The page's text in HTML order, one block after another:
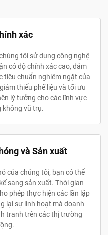
xác
tôi sử dụng công nghệ
có độ chính xác cao, đảm
tiêu chuẩn nghiêm ngặt của
thiểu phế liệu và tối ưu
lý tưởng cho các lĩnh vực
không vũ trụ.
và Sản xuất
của chúng tôi, bạn có thể
sang sản xuất. Thời gian
phép thực hiện các lần lặp
lại sự linh hoạt mà doanh
tranh trên các thị trường